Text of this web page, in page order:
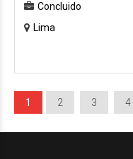
Concluido
Lima
1 2 3 4